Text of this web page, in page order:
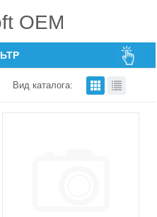
OEM
Вид каталога: